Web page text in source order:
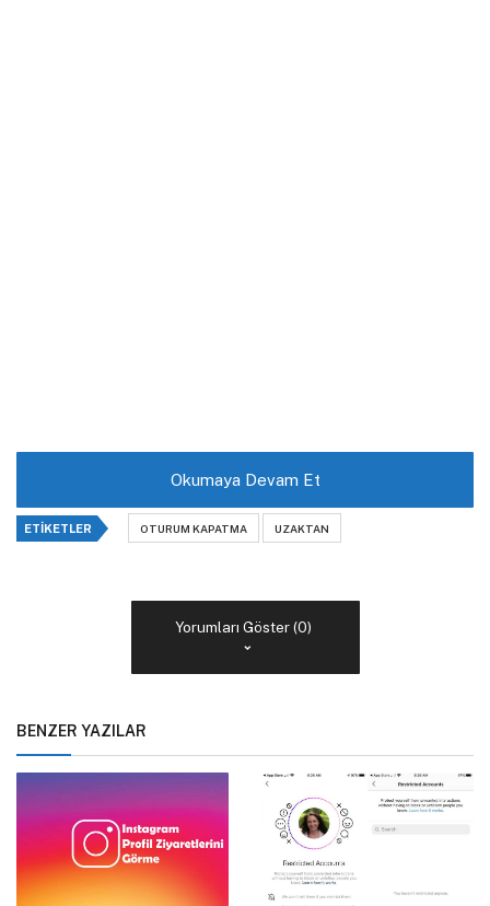
Okumaya Devam Et
ETIKETLER OTURUM KAPATMA UZAKTAN
Yorumları Göster (0)
BENZER YAZILAR